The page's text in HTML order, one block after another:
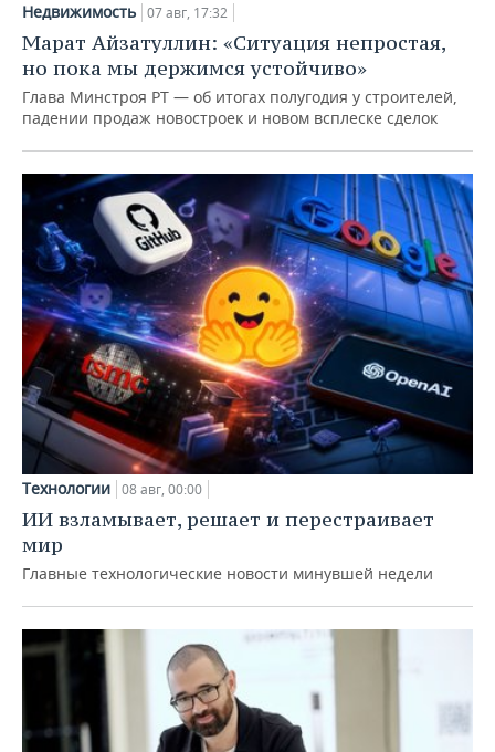
Недвижимость 07 авг, 17:32
Марат Айзатуллин: «Ситуация непростая,
но пока мы держимся устойчиво»
Глава Минстроя РТ — об итогах полугодия у строителей,
падении продаж новостроек и новом всплеске сделок
Технологии 08 авг, 00:00
ИИ взламывает, решает и перестраивает
мир
Главные технологические новости минувшей недели